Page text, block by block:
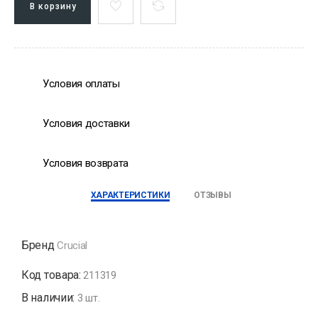
В корзину
Условия оплаты
Условия доставки
Условия возврата
ХАРАКТЕРИСТИКИ ОТЗЫВЫ
Бренд Crucial
Код товара: 211319
В наличии: 3 шт.